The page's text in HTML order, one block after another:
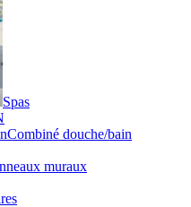
Spas
Combiné douche/bain
muraux